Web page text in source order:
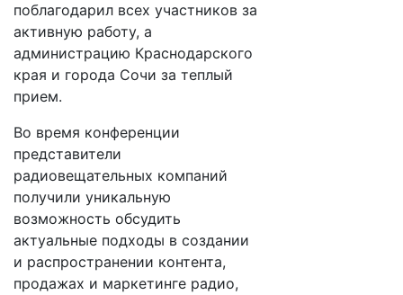
поблагодарил всех участников за
активную работу, а
администрацию Краснодарского
края и города Сочи за теплый
прием.
Во время конференции
представители
радиовещательных компаний
получили уникальную
возможность обсудить
актуальные подходы в создании
и распространении контента,
продажах и маркетинге радио,